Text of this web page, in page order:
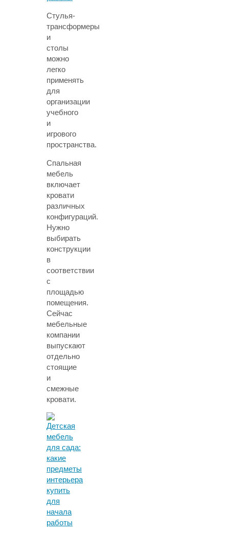
Стулья-
трансформеры
и
столы
можно
легко
применять
для
организации
учебного
и
игрового
пространства.
Спальная
мебель
включает
кровати
различных
конфигураций.
Нужно
выбирать
конструкции
в
соответствии
с
площадью
помещения.
Сейчас
мебельные
компании
выпускают
отдельно
стоящие
и
смежные
кровати.